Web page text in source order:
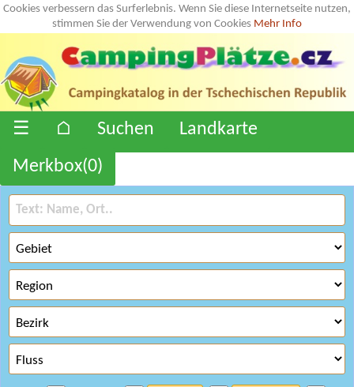
Cookies verbessern das Surferlebnis. Wenn Sie diese Internetseite nutzen,
stimmen Sie der Verwendung von Cookies Mehr Info
☰ ⌂ Suchen
Landkarte
Merkbox(0)